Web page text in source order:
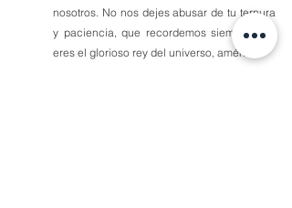
nosotros. No nos dejes abusar de tu ternura
y paciencia, que recordemos siempre que
eres el glorioso rey del universo, amén.